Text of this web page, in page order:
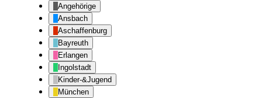
Angehörige
Ansbach
Aschaffenburg
Bayreuth
Erlangen
Ingolstadt
Kinder-&Jugend
München